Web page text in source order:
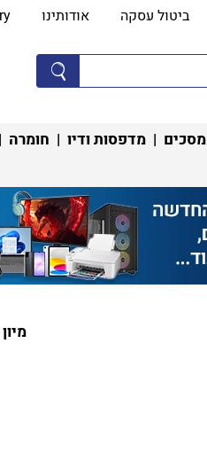
ביטול עסקה אודותינו
מסכים | מדפסות ודיו | חומרה |